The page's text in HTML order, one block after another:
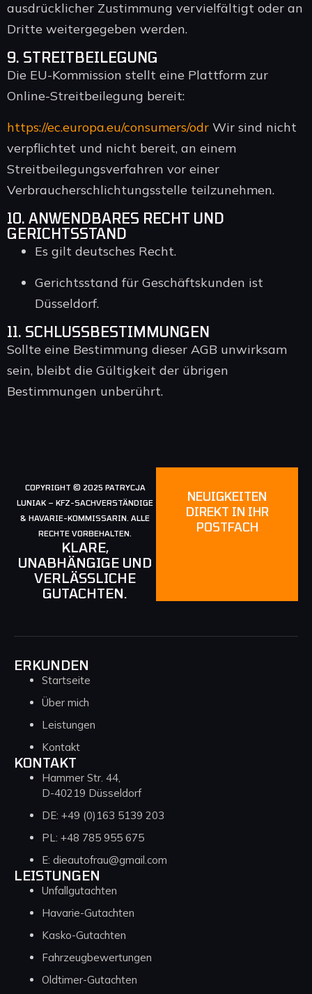
ausdrücklicher Zustimmung vervielfältigt oder an
Dritte weitergegeben werden.
9. STREITBEILEGUNG
Die EU-Kommission stellt eine Plattform zur
Online-Streitbeilegung bereit:
https://ec.europa.eu/consumers/odr Wir sind nicht
verpflichtet und nicht bereit, an einem
Streitbeilegungsverfahren vor einer
Verbraucherschlichtungsstelle teilzunehmen.
10. ANWENDBARES RECHT UND
GERICHTSSTAND
Es gilt deutsches Recht.
Gerichtsstand für Geschäftskunden ist
Düsseldorf.
11. SCHLUSSBESTIMMUNGEN
Sollte eine Bestimmung dieser AGB unwirksam
sein, bleibt die Gültigkeit der übrigen
Bestimmungen unberührt.
COPYRIGHT © 2025 PATRYCJA
LUNIAK – KFZ-SACHVERSTÄNDIGE
& HAVARIE-KOMMISSARIN. ALLE
RECHTE VORBEHALTEN.
KLARE,
UNABHÄNGIGE UND
VERLÄSSLICHE
GUTACHTEN.
NEUIGKEITEN
DIREKT IN IHR
POSTFACH
ERKUNDEN
Startseite
Über mich
Leistungen
Kontakt
KONTAKT
Hammer Str. 44,
D-40219 Düsseldorf
DE: +49 (0)163 5139 203
PL: +48 785 955 675
E: dieautofrau@gmail.com
LEISTUNGEN
Unfallgutachten
Havarie-Gutachten
Kasko-Gutachten
Fahrzeugbewertungen
Oldtimer-Gutachten